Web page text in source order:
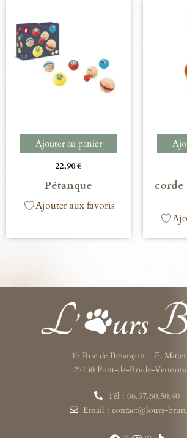
Ajouter au panier
22,90€
Pétanque
Ajouter aux favoris
corde
15 Rue de Besançon – F.
25150 Pont-de-Roide-
Tél : 06.37.60.50.40
Email : contact@lours-